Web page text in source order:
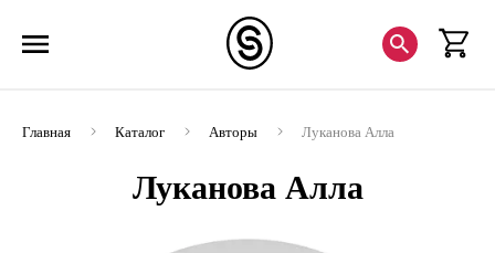
Главная Каталог Авторы Луканова Алла
Луканова Алла